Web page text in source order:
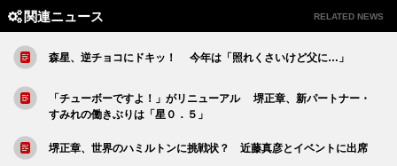
関連ニュース RELATED NEWS
森星、逆チョコにドキッ！ 今年は「照れくさいけど父に…」
「チューボーですよ！」がリニューアル 堺正章、新パートナー・
すみれの働きぶりは「星０．５」
堺正章、世界のハミルトンに挑戦状？ 近藤真彦とイベントに出席